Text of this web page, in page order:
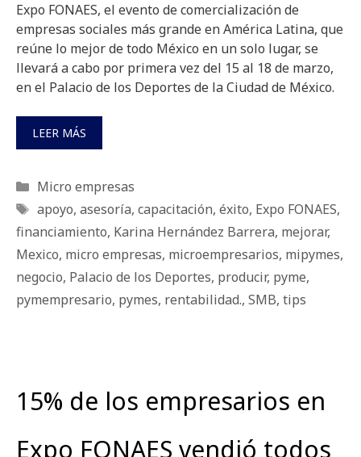
Expo FONAES, el evento de comercialización de
empresas sociales más grande en América Latina, que
reúne lo mejor de todo México en un solo lugar, se
llevará a cabo por primera vez del 15 al 18 de marzo,
en el Palacio de los Deportes de la Ciudad de México.
LEER MÁS
Categorías
Micro empresas
Etiquetas
apoyo, asesoría, capacitación, éxito, Expo FONAES,
financiamiento, Karina Hernández Barrera, mejorar,
Mexico, micro empresas, microempresarios, mipymes,
negocio, Palacio de los Deportes, producir, pyme,
pymempresario, pymes, rentabilidad., SMB, tips
15% de los empresarios en
Expo FONAES vendió todos